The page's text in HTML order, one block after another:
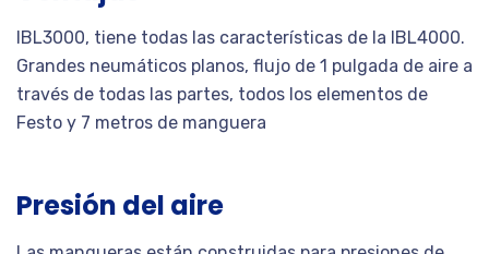
IBL3000, tiene todas las características de la IBL4000.
Grandes neumáticos planos, flujo de 1 pulgada de aire a
través de todas las partes, todos los elementos de
Festo y 7 metros de manguera
Presión del aire